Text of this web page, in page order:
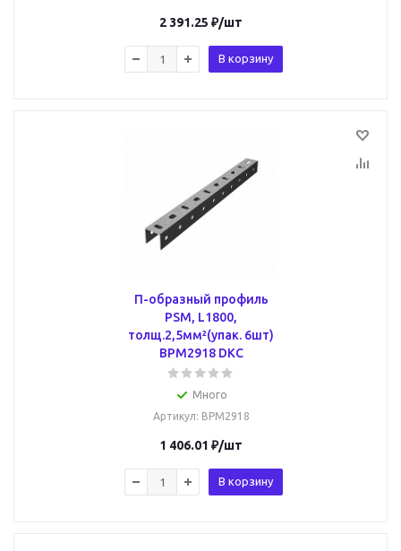
2 391.25 ₽/шт
В корзину
П-образный профиль
PSM, L1800,
толщ.2,5мм²(упак. 6шт)
BPM2918 DKC
Много
Артикул: BPM2918
1 406.01 ₽/шт
В корзину